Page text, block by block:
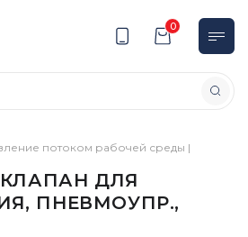
0
потоком рабочей среды |
КЛАПАН ДЛЯ
ПНЕВМОУПР.,